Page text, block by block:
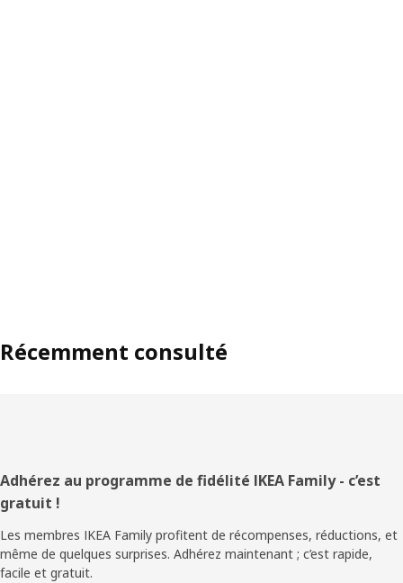
Récemment consulté
Pied
de
page
Adhérez au programme de fidélité IKEA Family - c’est
gratuit !
Les membres IKEA Family profitent de récompenses, réductions, et
même de quelques surprises. Adhérez maintenant ; c’est rapide,
facile et gratuit.